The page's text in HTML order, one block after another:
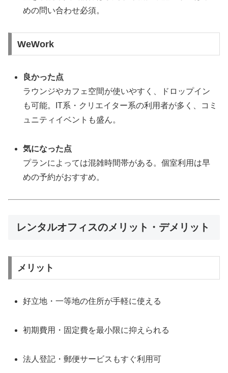
めの問い合わせ必須。
WeWork
良かった点
ラウンジやカフェ空間が使いやすく、ドロップイン
も可能。IT系・クリエイター系の利用者が多く、コミ
ュニティイベントも盛ん。
気になった点
プランによっては混雑時間帯がある。個室利用は早
めの予約がおすすめ。
レンタルオフィスのメリット・デメリット
メリット
好立地・一等地の住所が手軽に使える
初期費用・固定費を最小限に抑えられる
法人登記・郵便サービスもすぐ利用可